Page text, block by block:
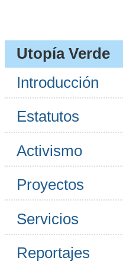
Utopía Verde
Introducción
Estatutos
Activismo
Proyectos
Servicios
Reportajes